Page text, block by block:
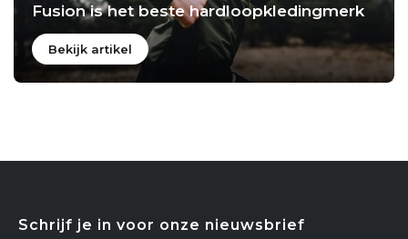
Fusion is het beste hardloopkledingmerk
Bekijk artikel
Schrijf je in voor onze nieuwsbrief